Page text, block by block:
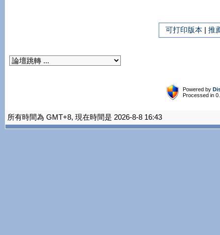
可打印版本| 推
Powered by
Processed in
所有時間為 GMT+8, 現在時間是 2026-8-8 16:43